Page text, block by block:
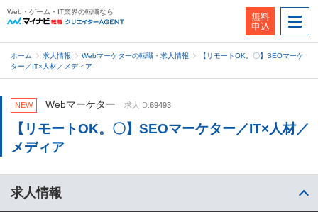
Web・ゲーム・IT業界の転職なら
無料
申込
ホーム 求人情報 Webマーケターの転職・求人情報
【リモートOK。〇】SEOマーケ
ター／IT×人材／メディア
NEW Webマーケター 求人ID:69493
【リモートOK。〇】SEOマーケター／IT×人材／
メディア
求人情報